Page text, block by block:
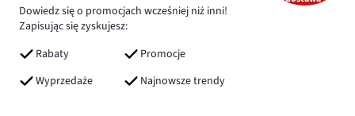
Dowiedz się o promocjach wcześniej niż inni!
Zapisując się zyskujesz:
Rabaty
Promocje
Wyprzedaże
Najnowsze trendy